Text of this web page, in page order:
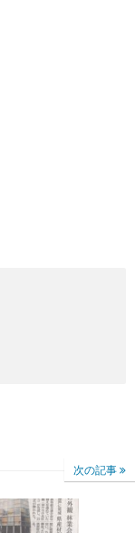
次の記事